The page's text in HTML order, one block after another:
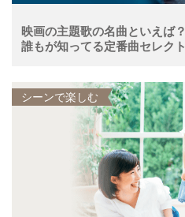
映画の主題歌の名曲といえば？
誰もが知ってる定番曲セレクト
シーンで楽しむ